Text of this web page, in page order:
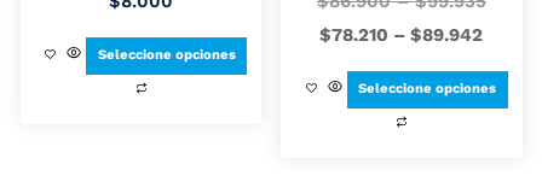
Seleccione opciones
$78.210 – $89.942
Seleccione opciones